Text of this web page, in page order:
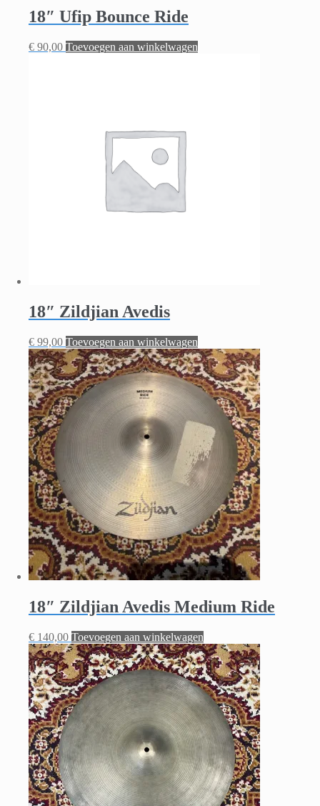
18″ Ufip Bounce Ride
€ 90,00 Toevoegen aan winkelwagen
18″ Zildjian Avedis
€ 99,00 Toevoegen aan winkelwagen
18″ Zildjian Avedis Medium Ride
€ 140,00 Toevoegen aan winkelwagen